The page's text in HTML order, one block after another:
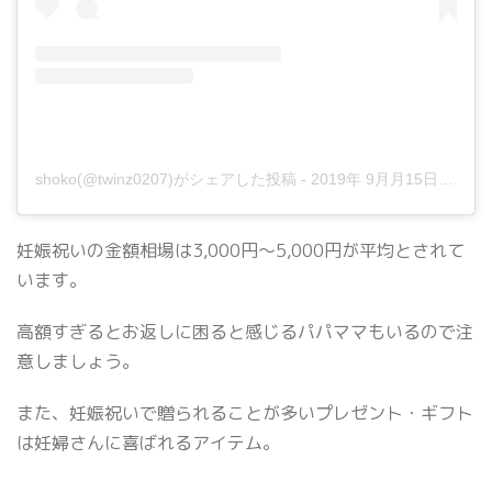
shoko(@twinz0207)がシェアした投稿 - 2019年 9月月15日午前12時21分PDT
妊娠祝いの金額相場は3,000円〜5,000円が平均とされて
います。
高額すぎるとお返しに困ると感じるパパママもいるので注
意しましょう。
また、妊娠祝いで贈られることが多いプレゼント・ギフト
は妊婦さんに喜ばれるアイテム。